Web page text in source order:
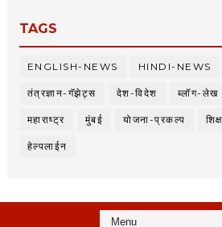
TAGS
ENGLISH-NEWS HINDI-NEWS
तंत्रज्ञान-गॅझेट्स देश-विदेश ब्लॉग-लेख
महाराष्ट्र मुंबई योजना-प्रकल्प
हेल्पलाईन